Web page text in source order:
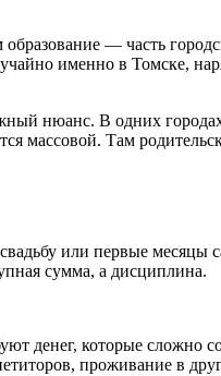
— часть
именно в Томске,
нюанс. В одних
массовой. Там
или первые месяцы
сумма, а дисциплина.
денег, которые сложно
проживание в